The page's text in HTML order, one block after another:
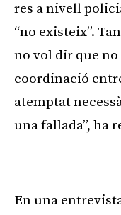
res a nivell
“no existeix”.
no vol dir que
coordinació
atemptat
una fallada”, ha
En una